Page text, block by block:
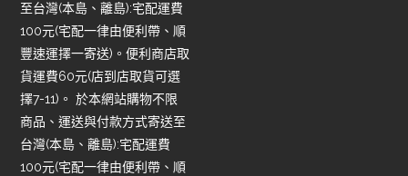
至台灣(本島、離島):宅配運費
100元(宅配一律由便利帶、順
豐速運擇一寄送)。便利商店取
貨運費60元(店到店取貨可選
擇7-11)。 於本網站購物不限
商品、運送與付款方式寄送至
台灣(本島、離島):宅配運費
100元(宅配一律由便利帶、順